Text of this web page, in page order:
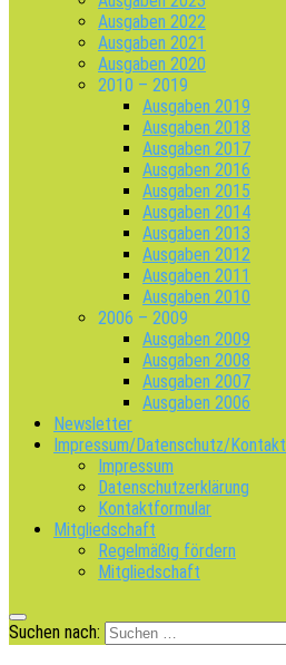
Ausgaben 2022
Ausgaben 2021
Ausgaben 2020
2010 – 2019
Ausgaben 2019
Ausgaben 2018
Ausgaben 2017
Ausgaben 2016
Ausgaben 2015
Ausgaben 2014
Ausgaben 2013
Ausgaben 2012
Ausgaben 2011
Ausgaben 2010
2006 – 2009
Ausgaben 2009
Ausgaben 2008
Ausgaben 2007
Ausgaben 2006
Newsletter
Impressum/Datenschutz/Kontakt
Impressum
Datenschutzerklärung
Kontaktformular
Mitgliedschaft
Regelmäßig fördern
Mitgliedschaft
Suchen nach: